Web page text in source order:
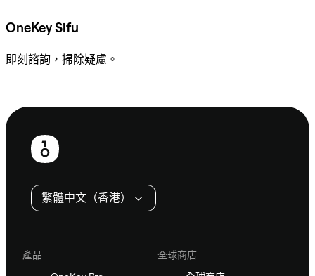
OneKey Sifu
即刻諮詢，掃除疑慮。
頁
繁體中文（香港）
產品
全球商店